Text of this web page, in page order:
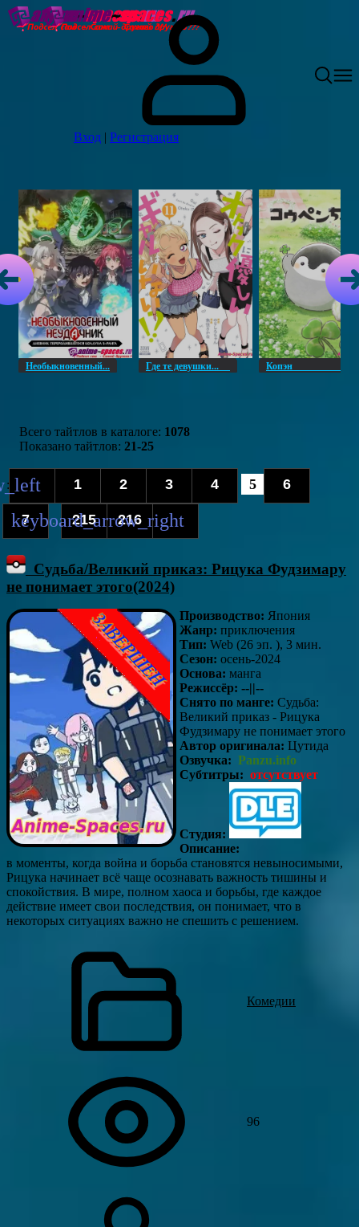
Вход | Регистрация
Необыкновенный... Где те девушки... Копэн
Всего тайтлов в каталоге: 1078
Показано тайтлов: 21-25
: 1 2 3 4 5 6
7 ... 215 216
Судьба/Великий приказ: Рицука Фудзимару
не понимает этого(2024)
Производство: Япония
Жанр: приключения
Тип: Web (26 эп. ), 3 мин.
Сезон: осень-2024
Основа: манга
Режиссёр: --||--
Снято по манге: Судьба:
Великий приказ - Рицука
Фудзимару не понимает этого
Автор оригинала: Цутида
Озвучка: Panzu.info
Субтитры: отсутствует
Студия:
Описание:
в моменты, когда война и борьба становятся невыносимыми,
Рицука начинает всё чаще осознавать важность тишины и
спокойствия. В мире, полном хаоса и борьбы, где каждое
действие имеет свои последствия, он понимает, что в
некоторых ситуациях важно не спешить с решением.
Комедии
96